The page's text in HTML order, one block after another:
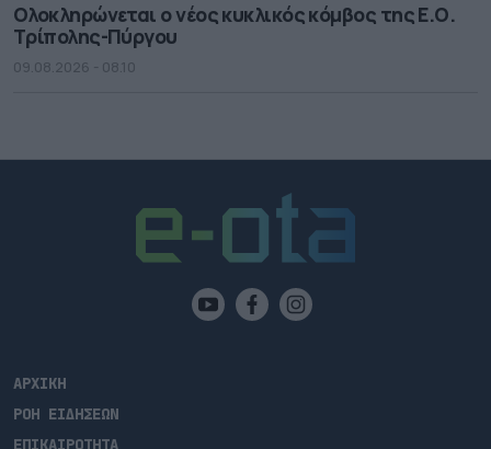
Ολοκληρώνεται ο νέος κυκλικός κόμβος της Ε.Ο.
Τρίπολης-Πύργου
09.08.2026 - 08.10
ΑΡΧΙΚΗ
ΡΟΗ ΕΙΔΗΣΕΩΝ
ΕΠΙΚΑΙΡΟΤΗΤΑ